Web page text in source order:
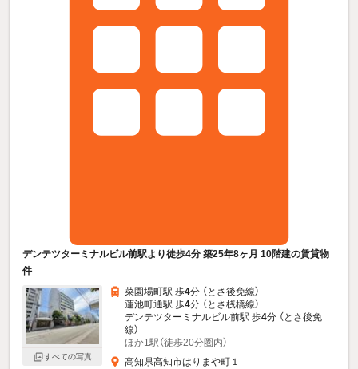
デンテツターミナルビル前駅より徒歩4分 築25年8ヶ月 10階建の賃貸物
件
すべての写真
菜園場町駅 歩4分 （とさ後免線）
蓮池町通駅 歩4分 （とさ桟橋線）
デンテツターミナルビル前駅 歩4分 （とさ後免
線）
ほか1駅（徒歩20分圏内）
高知県高知市はりまや町１